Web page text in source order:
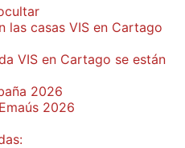
las casas VIS en Cartago
VIS en Cartago se están
2026
2026